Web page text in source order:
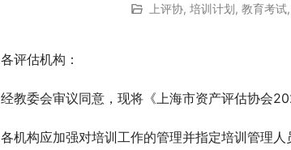
上评协, 培训计划, 教育考试,
各评估机构：
经教委会审议同意，现将《上海市资产评估协会
各机构应加强对培训工作的管理并指定培训管理